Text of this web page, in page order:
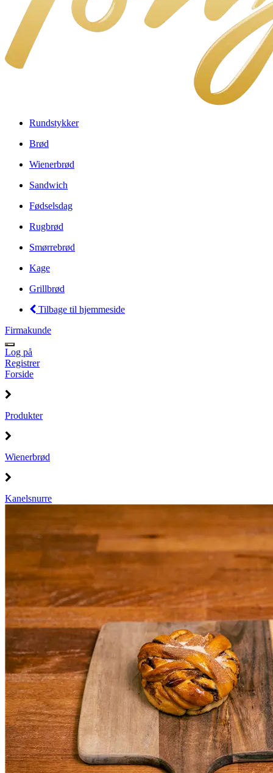
Rundstykker
Brød
Wienerbrød
Sandwich
Fødselsdag
Rugbrød
Smørrebrød
Kage
Grillbrød
Tilbage til hjemmeside
Firmakunde
Log på
Registrer
Forside
Produkter
Wienerbrød
Kanelsnurre